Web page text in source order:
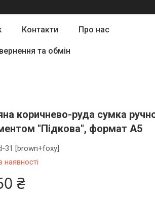
Контакти Про нас
та обмін
коричнево-руда сумка
"Підкова", формат А5
наявності
31 [brown+foxy]
₴